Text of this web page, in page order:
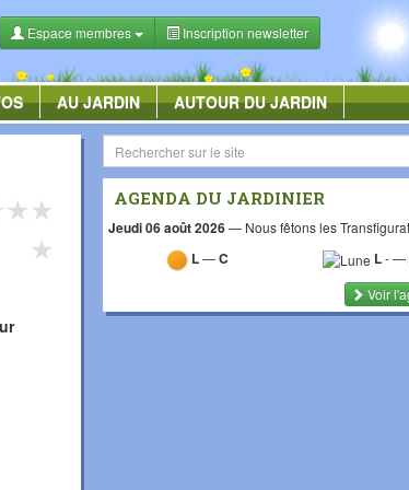
Espace membres Inscription newsletter
AU JARDIN AUTOUR DU JARDIN
★
★
★
AGENDA DU JARDINIER
Jeudi 06 août 2026— Nous fêtons les
L—C L-—
Voir